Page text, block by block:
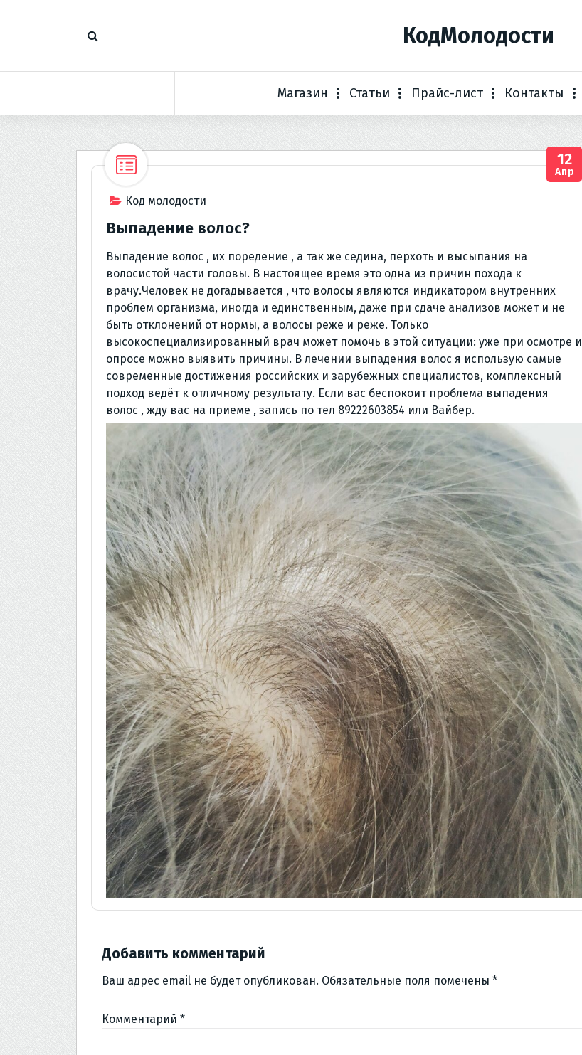
й
КодМолодости
Магазин Статьи Прайс-лист Контакты
Код молодости
12
Апр
Выпадение волос?
Выпадение волос , их поредение , а так же седина, перхоть и высыпания на
волосистой части головы. В настоящее время это одна из причин похода к
врачу.Человек не догадывается , что волосы являются индикатором внутренних
проблем организма, иногда и единственным, даже при сдаче анализов может и не
быть отклонений от нормы, а волосы реже и реже. Только
высокоспециализированный врач может помочь в этой ситуации: уже при осмотре и
опросе можно выявить причины. В лечении выпадения волос я использую самые
современные достижения российских и зарубежных специалистов, комплексный
подход ведёт к отличному результату. Если вас беспокоит проблема выпадения
волос , жду вас на приеме , запись по тел 89222603854 или Вайбер.
Добавить комментарий
Ваш адрес email не будет опубликован. Обязательные поля помечены *
Комментарий *